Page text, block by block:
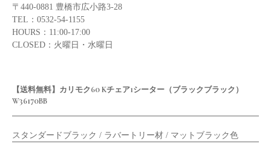
〒440-0881 豊橋市広小路3-28
TEL：0532-54-1155
HOURS：11:00-17:00
CLOSED：火曜日・水曜日
【送料無料】カリモク60 Kチェア1シーター（ブラックブラック）
W36170BB
スタンダードブラック / ラバートリー材 / マットブラック色